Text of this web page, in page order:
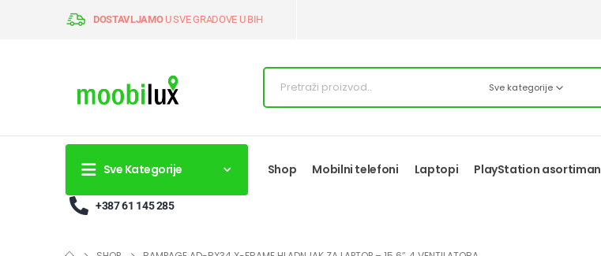
DOSTAVLJAMOU SVE GRADOVE U BIH
Sve kategorije
Sve Kategorije Shop Mobilni telefoni Laptopi PlayStation asortiman
+387 61 145 285